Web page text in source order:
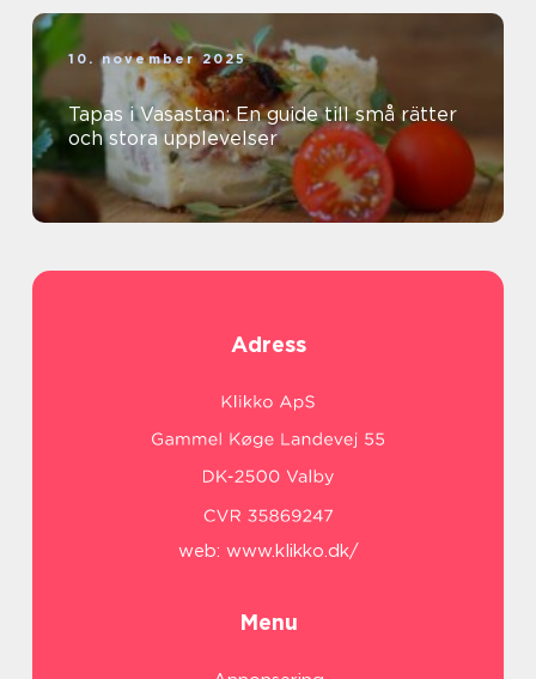
10. november 2025
Tapas i Vasastan: En guide till små rätter
och stora upplevelser
Adress
web: www.klikko.dk/
Menu